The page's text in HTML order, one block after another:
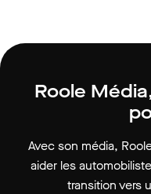
Roole
Avec son média,
aider les
transition vers